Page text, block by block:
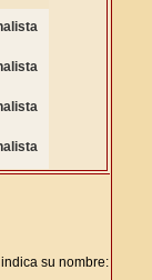
su nombre: